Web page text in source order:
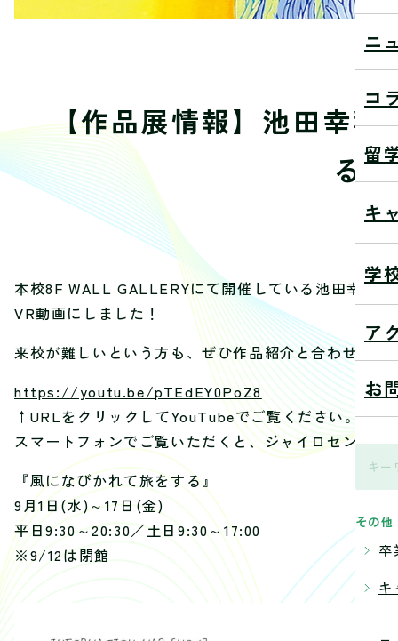
ニ
コ
留
キ
学
ア
お
その他
卒
キ
【作品展情報】池田幸
る
本校8F WALL GALLERYにて開催している池田幸穂
VR動画にしました！
来校が難しいという方も、ぜひ作品紹介と合わせて
https://youtu.be/pTEdEY0PoZ8
↑URLをクリックしてYouTubeでご覧ください。
スマートフォンでご覧いただくと、ジャイロセンサ
『風になびかれて旅をする』
9月1日(水)～17日(金)
平日9:30～20:30／土日9:30～17:00
※9/12は閉館